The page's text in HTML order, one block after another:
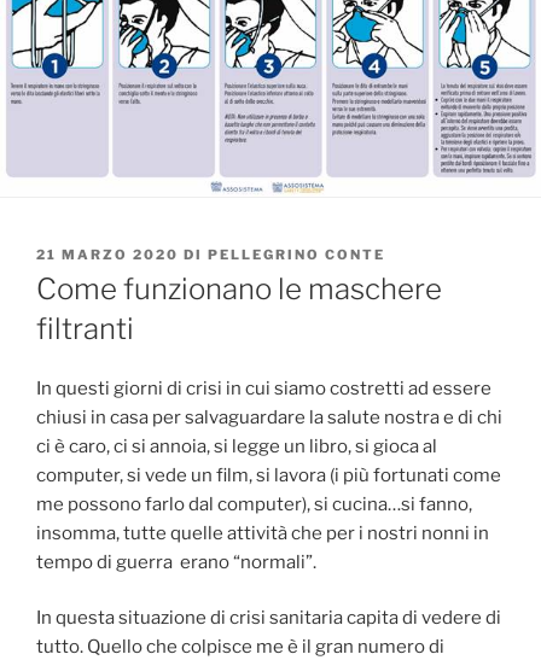
PUBBLICATO
IL
21 MARZO 2020 DI PELLEGRINO CONTE
Come funzionano le maschere
filtranti
In questi giorni di crisi in cui siamo costretti ad essere
chiusi in casa per salvaguardare la salute nostra e di chi
ci è caro, ci si annoia, si legge un libro, si gioca al
computer, si vede un film, si lavora (i più fortunati come
me possono farlo dal computer), si cucina…si fanno,
insomma, tutte quelle attività che per i nostri nonni in
tempo di guerra erano “normali”.
In questa situazione di crisi sanitaria capita di vedere di
tutto. Quello che colpisce me è il gran numero di